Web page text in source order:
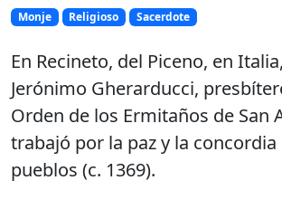
Monje Religioso Sacerdote
En Recineto, del Piceno, en
Jerónimo Gherarducci,
Orden de los Ermitaños de San
trabajó por la paz y la concordia
pueblos (c. 1369).